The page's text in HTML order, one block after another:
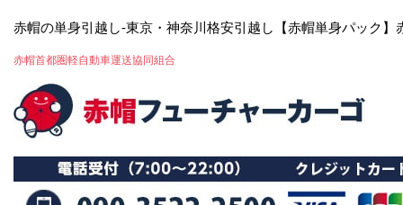
赤帽の単身引越し-東京・神奈川格安引越し【赤帽単身パック】
赤帽首都圏軽自動車運送協同組合